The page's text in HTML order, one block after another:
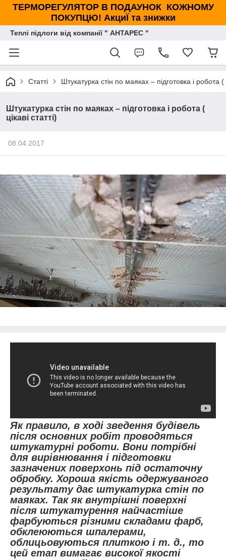
ТЕРМОРЕГУЛЯТОР В ПОДАУНОК КОЖНОМУ
ПОКУПЦЮ! АкциЇ та знижки
Теплі підлоги від компанії " АНТАРЕС "
Статті Штукатурка стін по маяках – підготовка і робота (
Штукатурка стін по маяках – підготовка і робота (
цікаві статті)
08.04.2017
Як правило, в ході зведення будівель
після основних робіт проводяться
штукатурні роботи. Вони потрібні
для вирівнювання і підготовки
зазначених поверхонь під остаточну
обробку. Хороша якість одержуваного
результату дає штукатурка стін по
маяках. Так як внутрішні поверхні
після штукатурення найчастіше
фарбуються різними складами фарб,
обклеюються шпалерами,
облицьовуються плиткою і т. д., то
цей етап вимагає високої якості